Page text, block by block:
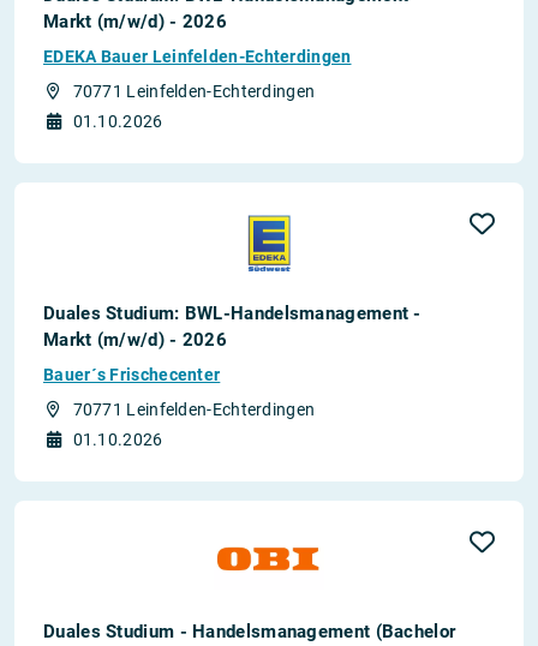
Markt (m/w/d) - 2026
EDEKA Bauer Leinfelden-Echterdingen
70771 Leinfelden-Echterdingen
01.10.2026
Duales Studium: BWL-Handelsmanagement -
Markt (m/w/d) - 2026
Bauer´s Frischecenter
70771 Leinfelden-Echterdingen
01.10.2026
Duales Studium - Handelsmanagement (Bachelor